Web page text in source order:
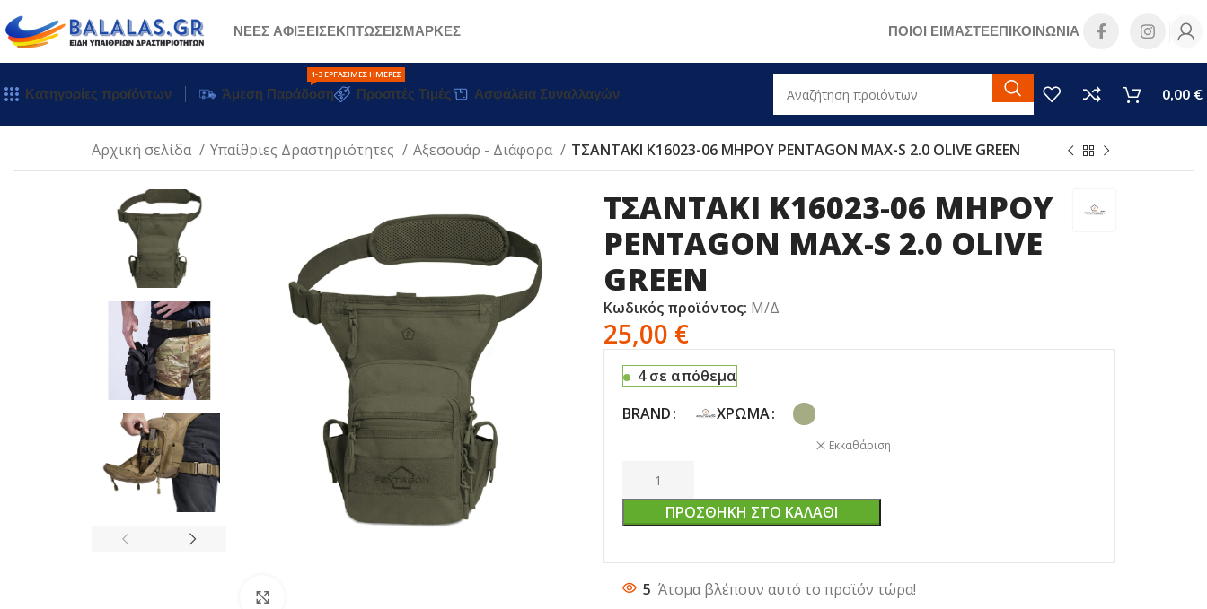
ΝΕΕΣ ΑΦΙΞΕΙΣΕΚΠΤΩΣΕΙΣΜΑΡΚΕΣ ΠΟΙΟΙ ΕΙΜΑΣΤΕΕΠΙΚΟΙΝΩΝΙΑ
Κατηγορίες προϊόντων Άμεση Παράδοση
1-3 ΕΡΓΆΣΙΜΕΣ ΗΜΈΡΕΣ
Προσιτές Τιμές Ασφάλεια Συναλλαγών 0,00 €
Αρχική σελίδα Υπαίθριες Δραστηριότητες Αξεσουάρ - Διάφορα ΤΣΑΝΤΑΚΙ K16023-06 ΜΗΡΟΥ PENTAGON MAX-S 2.0 OLIVE GREEN
ΤΣΑΝΤΑΚΙ K16023-06 ΜΗΡΟΥ
PENTAGON MAX-S 2.0 OLIVE
GREEN
Κωδικός προϊόντος: Μ/Δ
25,00 €
4 σε απόθεμα
BRAND
ΧΡΏΜΑ
Εκκαθάριση
ΠΡΟΣΘΉΚΗ ΣΤΟ ΚΑΛΆΘΙ
5 Άτομα βλέπουν αυτό το προϊόν τώρα!